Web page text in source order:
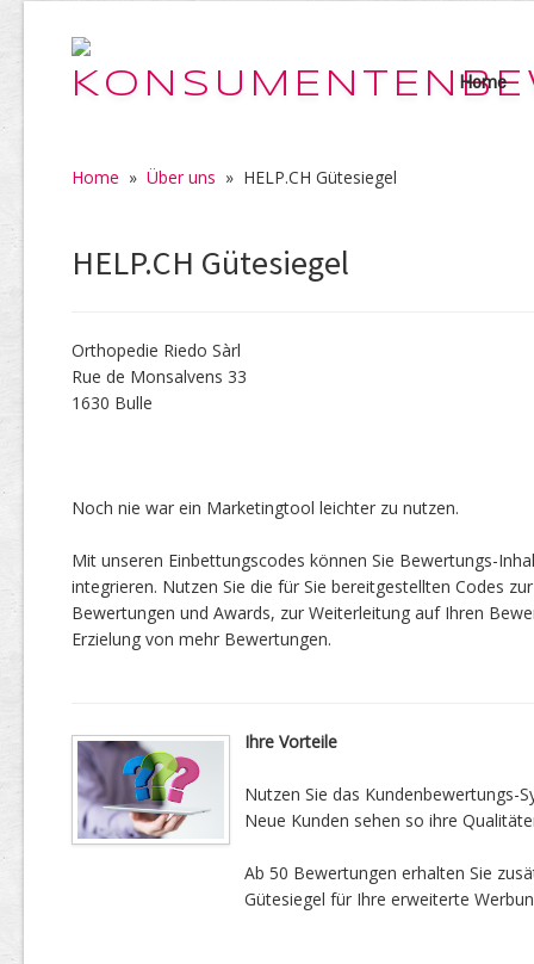
Home
Home » Über uns » HELP.CH Gütesiegel
HELP.CH Gütesiegel
Orthopedie Riedo Sàrl
Rue de Monsalvens 33
1630 Bulle
Noch nie war ein Marketingtool leichter zu nutzen.
Mit unseren Einbettungscodes können Sie Bewertungs-
integrieren. Nutzen Sie die für Sie bereitgestellten Codes
Bewertungen und Awards, zur Weiterleitung auf Ihren
Erzielung von mehr Bewertungen.
Ihre Vorteile
Nutzen Sie das Kundenbewertungs-
Neue Kunden sehen so ihre
Ab 50 Bewertungen erhalten Sie
Gütesiegel für Ihre erweiterte